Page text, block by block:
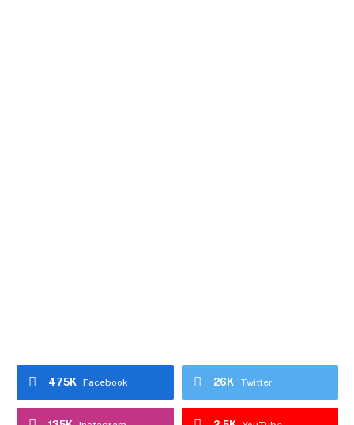
Facebook
475K Twitter
26K